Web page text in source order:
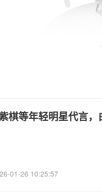
棋等年轻明星代言
01-26 10:25:57